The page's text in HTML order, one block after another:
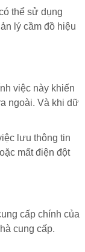
thể sử dụng
lý cầm đồ hiệu
việc này khiến
ngoài. Và khi dữ
lưu thông tin
mất điện đột
cấp chính của
cung cấp.